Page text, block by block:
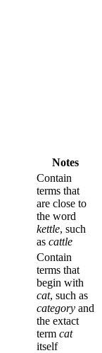
Notes
Contain
terms that
are close to
the word
kettle, such
as cattle
Contain
terms that
begin with
cat, such as
category and
the extact
term cat
itself